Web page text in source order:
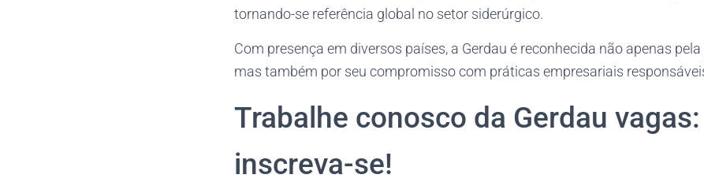
tornando-se referência global no setor siderúrgico.
Com presença em diversos países, a Gerdau é reconhecida não apenas
mas também por seu compromisso com práticas empresariais
Trabalhe conosco da Gerdau vagas:
inscreva-se!